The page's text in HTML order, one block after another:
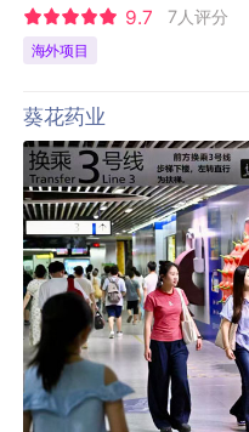
9.7 7人评分
海外项目
葵花药业